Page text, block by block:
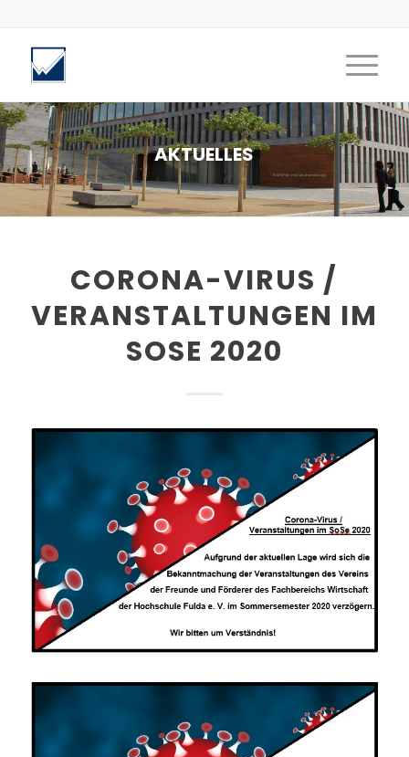
AKTUELLES
CORONA-VIRUS /
VERANSTALTUNGEN IM
SOSE 2020